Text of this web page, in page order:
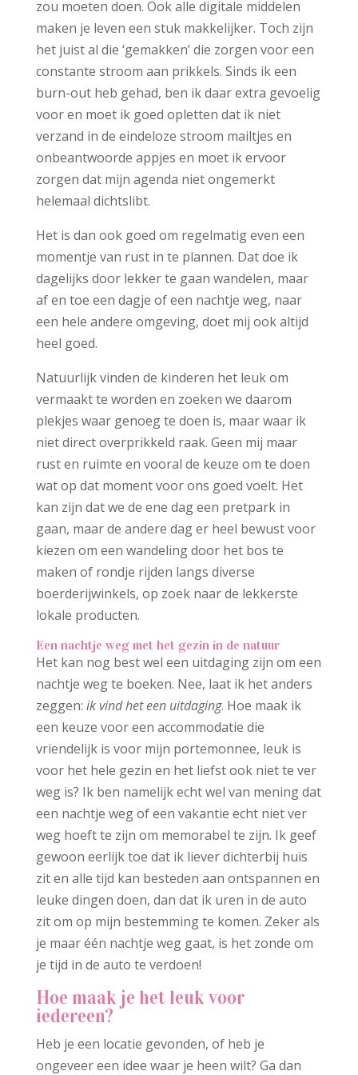
zou moeten doen. Ook alle digitale middelen
maken je leven een stuk makkelijker. Toch zijn
het juist al die ‘gemakken’ die zorgen voor een
constante stroom aan prikkels. Sinds ik een
burn-out heb gehad, ben ik daar extra gevoelig
voor en moet ik goed opletten dat ik niet
verzand in de eindeloze stroom mailtjes en
onbeantwoorde appjes en moet ik ervoor
zorgen dat mijn agenda niet ongemerkt
helemaal dichtslibt.
Het is dan ook goed om regelmatig even een
momentje van rust in te plannen. Dat doe ik
dagelijks door lekker te gaan wandelen, maar
af en toe een dagje of een nachtje weg, naar
een hele andere omgeving, doet mij ook altijd
heel goed.
Natuurlijk vinden de kinderen het leuk om
vermaakt te worden en zoeken we daarom
plekjes waar genoeg te doen is, maar waar ik
niet direct overprikkeld raak. Geen mij maar
rust en ruimte en vooral de keuze om te doen
wat op dat moment voor ons goed voelt. Het
kan zijn dat we de ene dag een pretpark in
gaan, maar de andere dag er heel bewust voor
kiezen om een wandeling door het bos te
maken of rondje rijden langs diverse
boerderijwinkels, op zoek naar de lekkerste
lokale producten.
Een nachtje weg met het gezin in de natuur
Het kan nog best wel een uitdaging zijn om een
nachtje weg te boeken. Nee, laat ik het anders
zeggen: ik vind het een uitdaging. Hoe maak ik
een keuze voor een accommodatie die
vriendelijk is voor mijn portemonnee, leuk is
voor het hele gezin en het liefst ook niet te ver
weg is? Ik ben namelijk echt wel van mening dat
een nachtje weg of een vakantie echt niet ver
weg hoeft te zijn om memorabel te zijn. Ik geef
gewoon eerlijk toe dat ik liever dichterbij huis
zit en alle tijd kan besteden aan ontspannen en
leuke dingen doen, dan dat ik uren in de auto
zit om op mijn bestemming te komen. Zeker als
je maar één nachtje weg gaat, is het zonde om
je tijd in de auto te verdoen!
Hoe maak je het leuk voor
iedereen?
Heb je een locatie gevonden, of heb je
ongeveer een idee waar je heen wilt? Ga dan